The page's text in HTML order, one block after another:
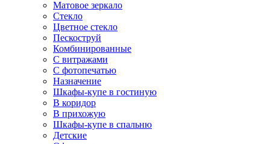
Матовое зеркало
Стекло
Цветное стекло
Пескоструй
Комбинированные
С витражами
С фотопечатью
Назначение
Шкафы-купе в гостиную
В коридор
В прихожую
Шкафы-купе в спальню
Детские